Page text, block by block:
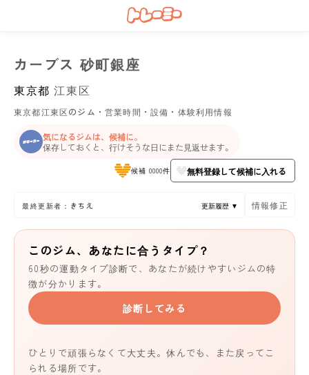
カーブス 砂町銀座
東京都 江東区
東京都江東区のジム・営業時間・設備・体験利用情報
気になるジムは、候補に。
保存しておくと、行けそうな日にまた見返せます。
候補 0000件 無料登録して候補に入れる
最終更新者：きちえ 更新履歴 ▼ 情報修正
このジム、あなたに合うタイプ？
60秒の運動タイプ診断で、あなたが続けやすいジムの特
徴が分かります。
診断してみる
ひとりで頑張らなくて大丈夫。休んでも、また戻ってこ
られる場所です。